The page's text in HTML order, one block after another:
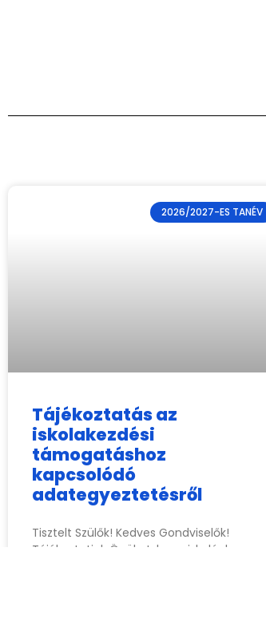
2026/2027-ES TANÉV
Tájékoztatás az
iskolakezdési
támogatáshoz
kapcsolódó
adategyeztetésről
Tisztelt Szülők! Kedves Gondviselők!
Tájékoztatjuk Önöket, hogy iskolánk